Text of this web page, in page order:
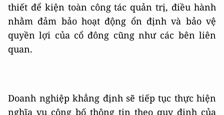
thiết để kiện toàn công tác quản trị, điều hành
nhằm đảm bảo hoạt động ổn định và bảo vệ
quyền lợi của cổ đông cũng như các bên liên
quan.
Doanh nghiệp khẳng định sẽ tiếp tục thực hiện
nghĩa vụ công bố thông tin theo quy định của